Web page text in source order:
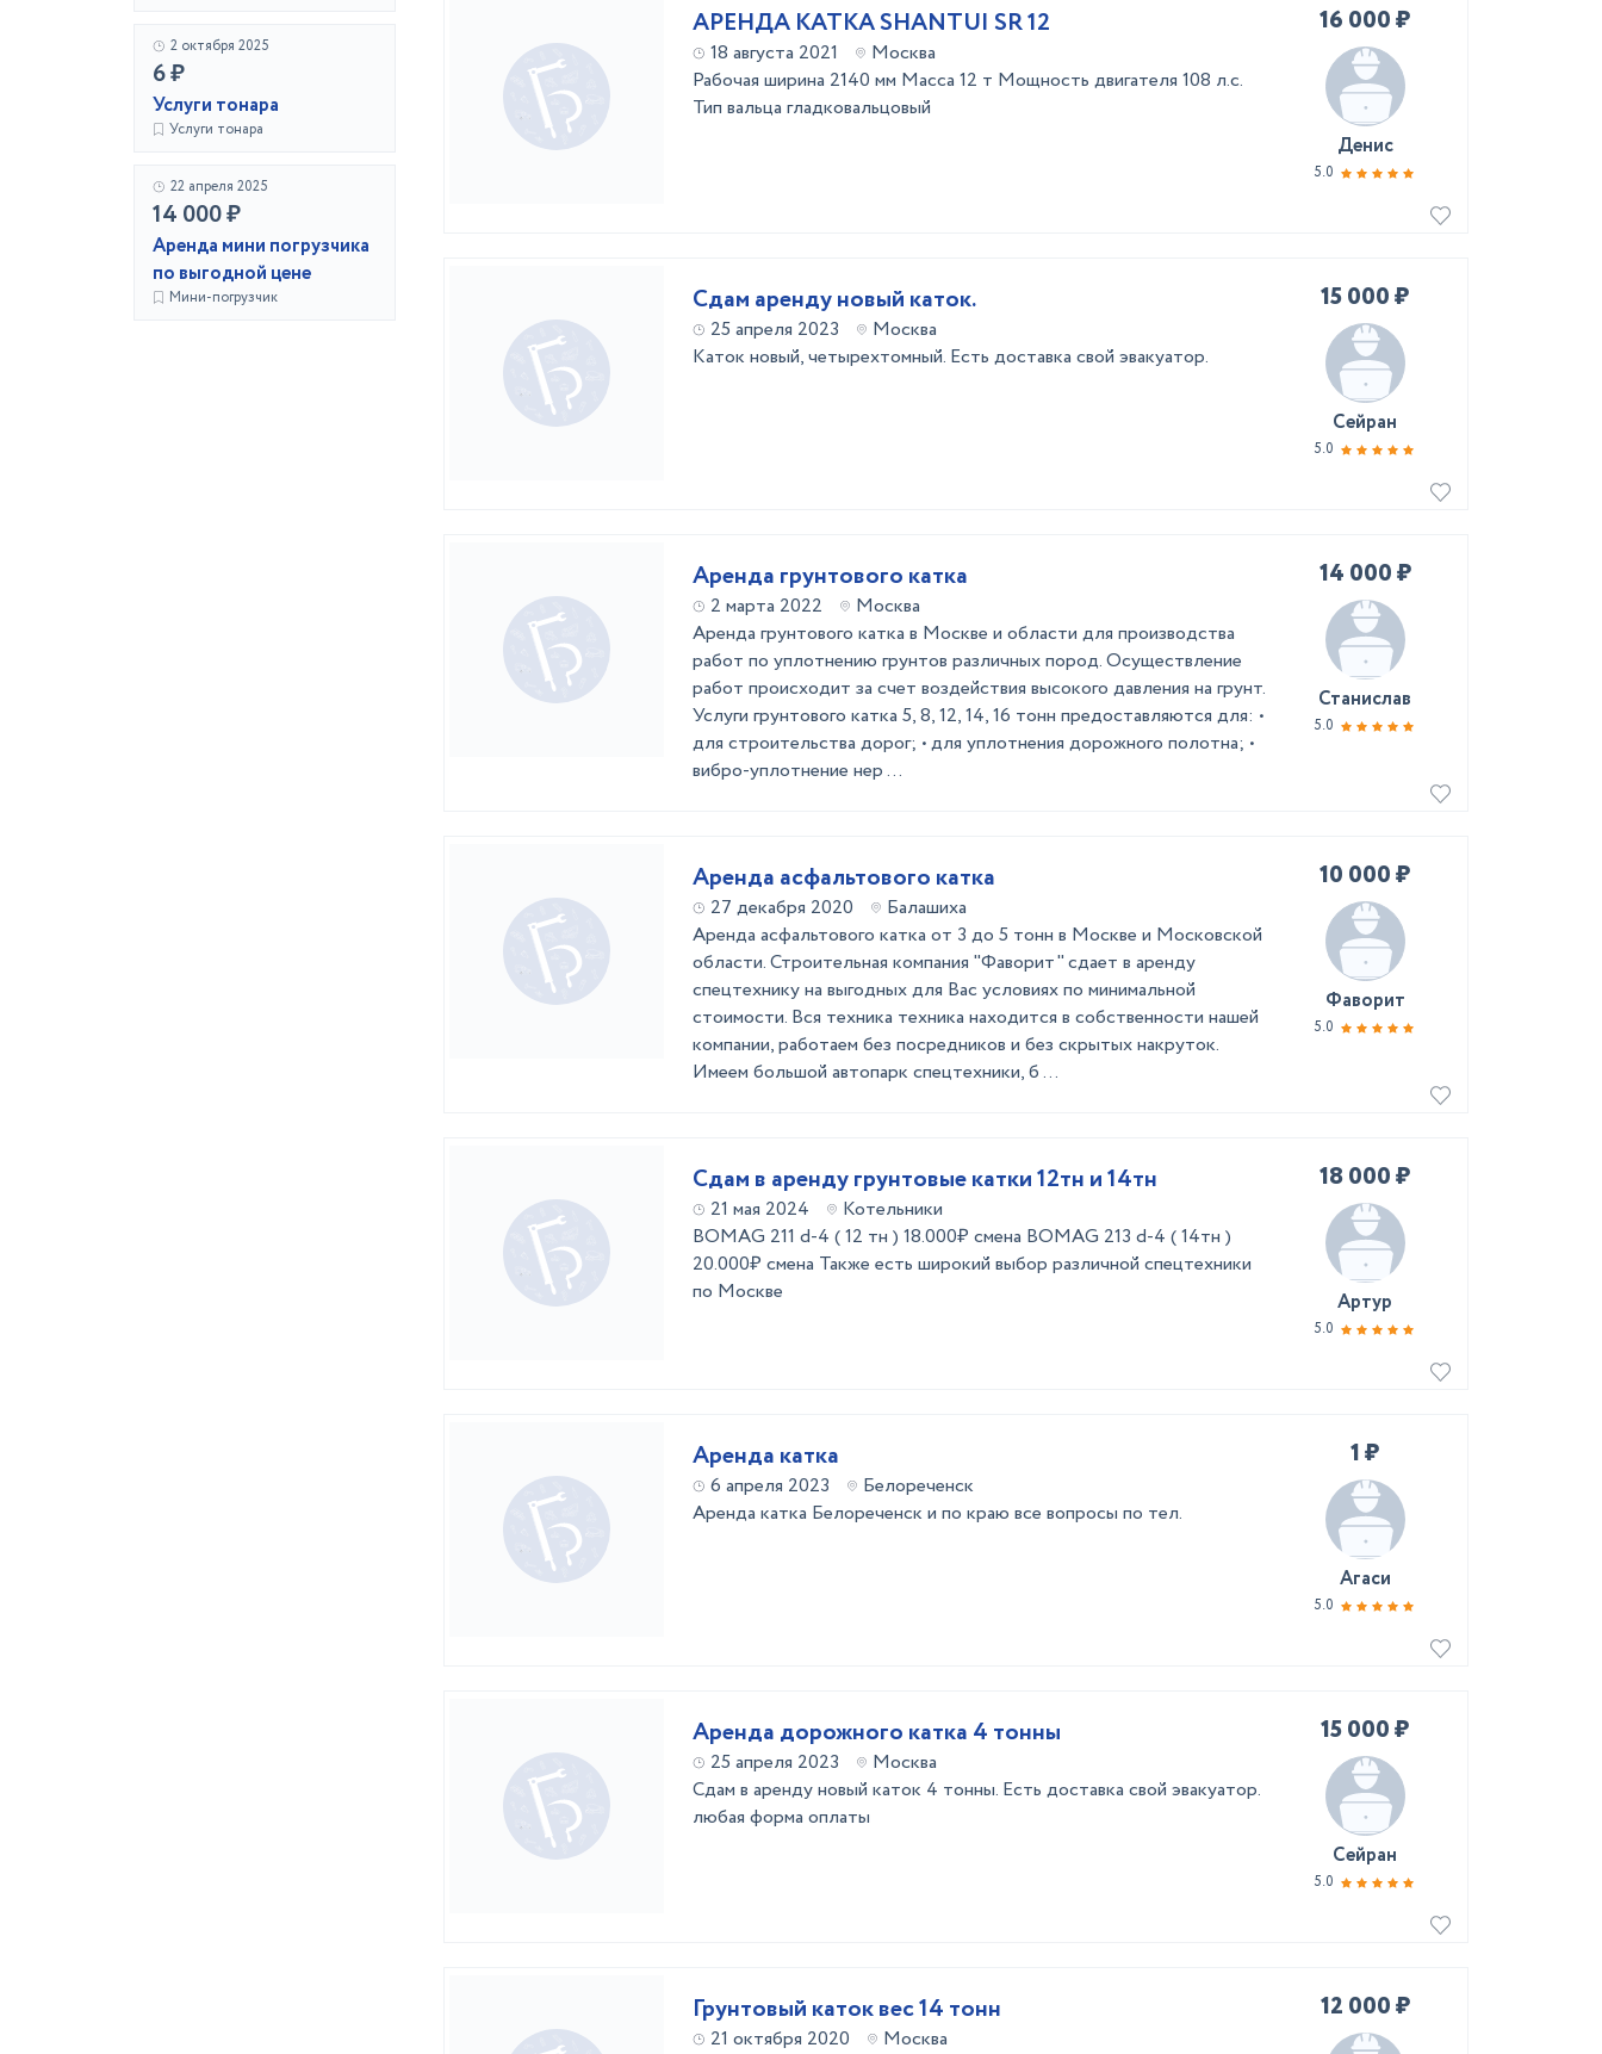
2 октября 2025
6 ₽
Услуги тонара
Услуги тонара
22 апреля 2025
14 000 ₽
Аренда мини погрузчика
по выгодной цене
Мини-погрузчик
АРЕНДА КАТКА SHANTUI SR 12
18 августа 2021
Москва
Рабочая ширина 2140 мм Масса 12 т Мощность двигателя 108 л.с.
Тип вальца гладковальцовый
16 000 ₽
Денис
5.0
Сдам аренду новый каток.
25 апреля 2023
Москва
Каток новый, четырехтомный. Есть доставка свой эвакуатор.
15 000 ₽
Сейран
5.0
Аренда грунтового катка
2 марта 2022
Москва
Аренда грунтового катка в Москве и области для производства
работ по уплотнению грунтов различных пород. Осуществление
работ происходит за счет воздействия высокого давления на грунт.
Услуги грунтового катка 5, 8, 12, 14, 16 тонн предоставляются для: •
для строительства дорог; • для уплотнения дорожного полотна; •
вибро-уплотнение нер ...
14 000 ₽
Станислав
5.0
Аренда асфальтового катка
27 декабря 2020
Балашиха
Аренда асфальтового катка от 3 до 5 тонн в Москве и Московской
области. Строительная компания "Фаворит" сдает в аренду
спецтехнику на выгодных для Вас условиях по минимальной
стоимости. Вся техника техника находится в собственности нашей
компании, работаем без посредников и без скрытых накруток.
Имеем большой автопарк спецтехники, б ...
10 000 ₽
Фаворит
5.0
Сдам в аренду грунтовые катки 12тн и 14тн
21 мая 2024
Котельники
BOMAG 211 d-4 ( 12 тн ) 18.000₽ смена BOMAG 213 d-4 ( 14тн )
20.000₽ смена Также есть широкий выбор различной спецтехники
по Москве
18 000 ₽
Артур
5.0
Аренда катка
6 апреля 2023
Белореченск
Аренда катка Белореченск и по краю все вопросы по тел.
1 ₽
Агаси
5.0
Аренда дорожного катка 4 тонны
25 апреля 2023
Москва
Сдам в аренду новый каток 4 тонны. Есть доставка свой эвакуатор.
любая форма оплаты
15 000 ₽
Сейран
5.0
Грунтовый каток вес 14 тонн
21 октября 2020
Москва
12 000 ₽